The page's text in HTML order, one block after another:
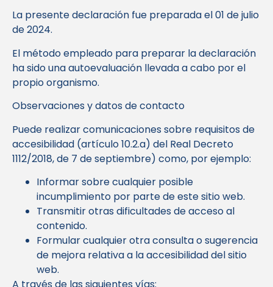
La presente declaración fue preparada el 01 de julio
de 2024.
El método empleado para preparar la declaración
ha sido una autoevaluación llevada a cabo por el
propio organismo.
Observaciones y datos de contacto
Puede realizar comunicaciones sobre requisitos de
accesibilidad (artículo 10.2.a) del Real Decreto
1112/2018, de 7 de septiembre) como, por ejemplo:
Informar sobre cualquier posible
incumplimiento por parte de este sitio web.
Transmitir otras dificultades de acceso al
contenido.
Formular cualquier otra consulta o sugerencia
de mejora relativa a la accesibilidad del sitio
web.